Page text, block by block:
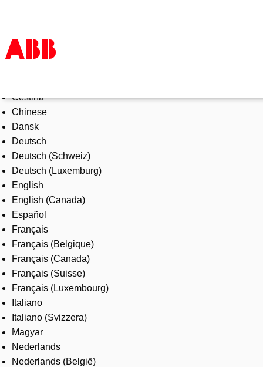
Products & Solutions
Industries
Services
About us
Where to buy
Contact us
Careers
Čeština
Chinese
Dansk
Deutsch
Deutsch (Schweiz)
Deutsch (Luxemburg)
English
English (Canada)
Español
Français
Français (Belgique)
Français (Canada)
Français (Suisse)
Français (Luxembourg)
Italiano
Italiano (Svizzera)
Magyar
Nederlands
Nederlands (België)